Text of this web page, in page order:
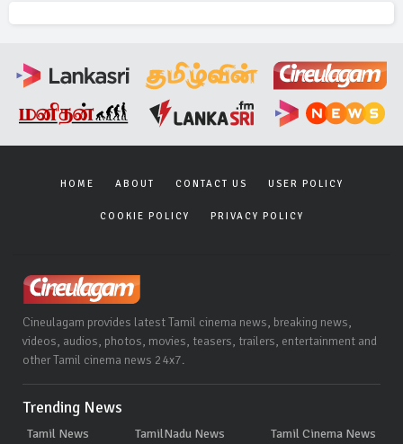
HOME ABOUT CONTACT US USER POLICY
COOKIE POLICY PRIVACY POLICY
Cineulagam provides latest Tamil cinema news, breaking news,
videos, audios, photos, movies, teasers, trailers, entertainment and
other Tamil cinema news 24x7.
Trending News
Tamil News TamilNadu News Tamil Cinema News